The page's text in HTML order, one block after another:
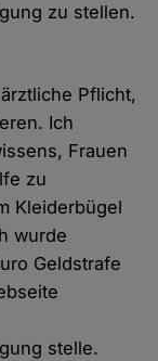
zu stellen.
Pflicht,
Ich
Frauen
zu
Kleiderbügel
wurde
Geldstrafe
stelle.